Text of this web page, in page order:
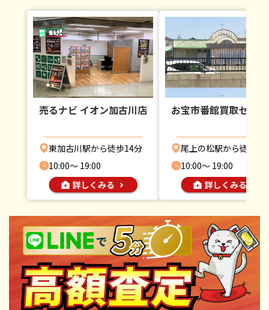
売るナビ イオン加古川店
東加古川駅から徒歩14分
10:00〜 19:00
お宝市番館買取セン
尾上の松駅から徒歩12
10:00〜 19:00